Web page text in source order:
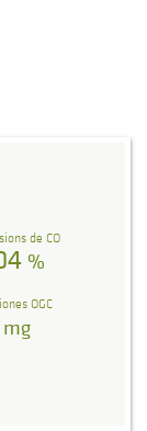
de CO
%
OGC
mg